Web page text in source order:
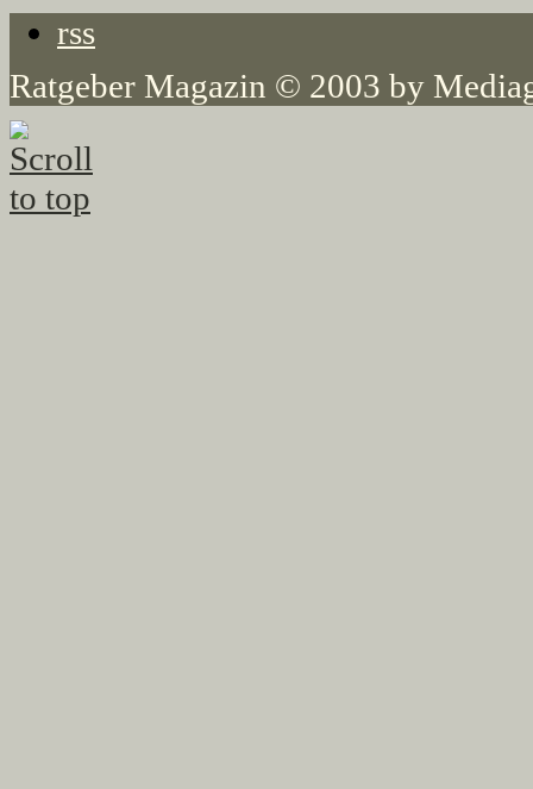
rss
Ratgeber Magazin © 2003 by